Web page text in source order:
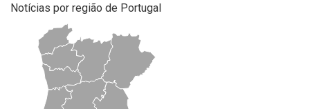
Notícias por região de Portugal